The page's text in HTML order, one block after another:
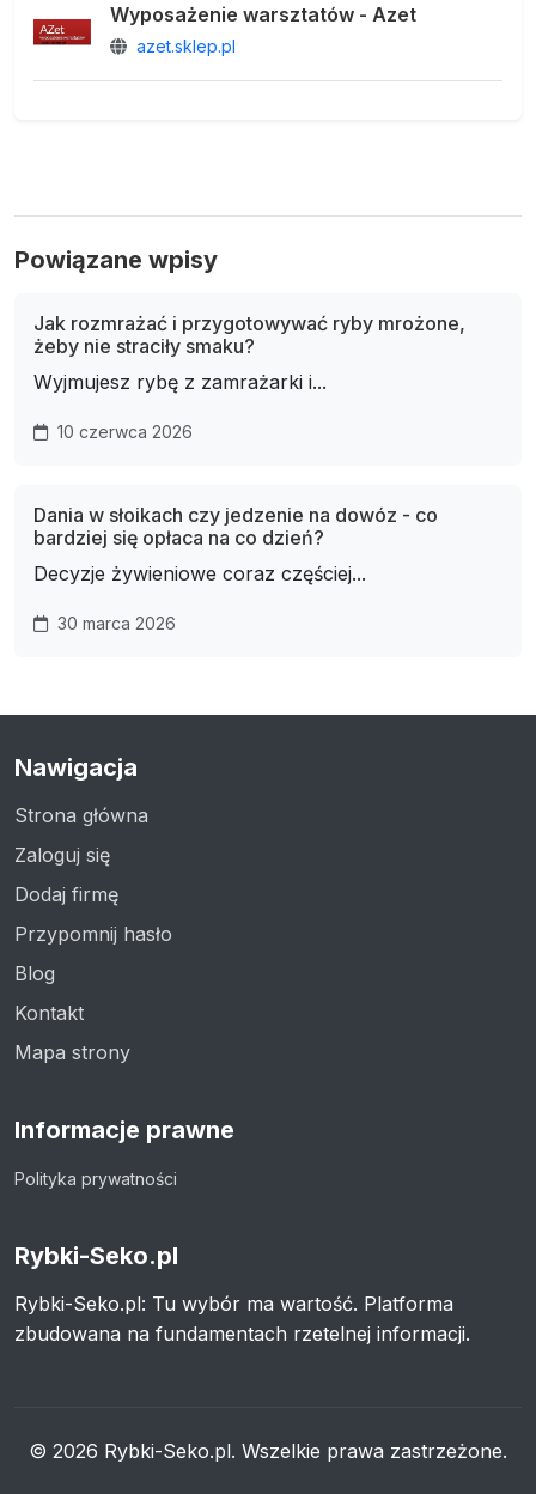
Wyposażenie warsztatów - Azet
azet.sklep.pl
Powiązane wpisy
Jak rozmrażać i przygotowywać ryby mrożone,
żeby nie straciły smaku?
Wyjmujesz rybę z zamrażarki i...
10 czerwca 2026
Dania w słoikach czy jedzenie na dowóz - co
bardziej się opłaca na co dzień?
Decyzje żywieniowe coraz częściej...
30 marca 2026
Nawigacja
Strona główna
Zaloguj się
Dodaj firmę
Przypomnij hasło
Blog
Kontakt
Mapa strony
Informacje prawne
Polityka prywatności
Rybki-Seko.pl
Rybki-Seko.pl: Tu wybór ma wartość. Platforma
zbudowana na fundamentach rzetelnej informacji.
© 2026 Rybki-Seko.pl. Wszelkie prawa zastrzeżone.